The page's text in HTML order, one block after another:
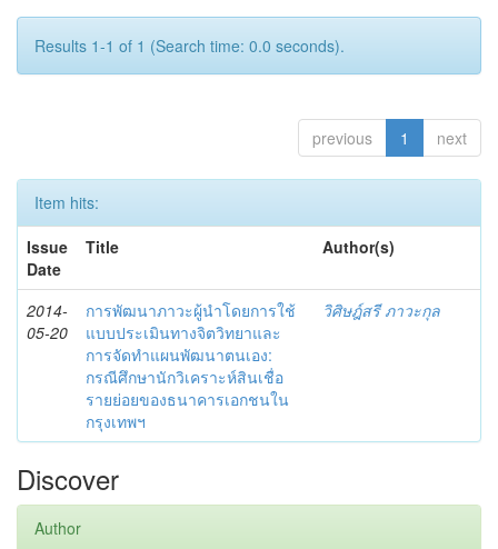
Results 1-1 of 1 (Search time: 0.0 seconds).
previous 1 next
Item hits:
Issue
Date
Title Author(s)
2014-
05-20
การพัฒนาภาวะผู้นำโดยการใช้
แบบประเมินทางจิตวิทยาและ
การจัดทำแผนพัฒนาตนเอง:
กรณีศึกษานักวิเคราะห์สินเชื่อ
รายย่อยของธนาคารเอกชนใน
กรุงเทพฯ
วิศิษฎ์สรี ภาวะกุล
Discover
Author